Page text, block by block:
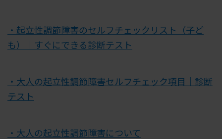
・起立性調節障害のセルフチェックリスト（子ど
も）｜すぐにできる診断テスト
・大人の起立性調節障害セルフチェック項目｜診断
テスト
・大人の起立性調節障害について